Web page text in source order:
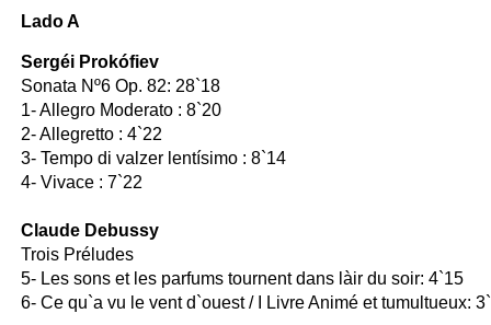
Lado A
Sergéi Prokófiev
Sonata Nº6 Op. 82: 28`18
1- Allegro Moderato : 8`20
2- Allegretto : 4`22
3- Tempo di valzer lentísimo : 8`14
4- Vivace : 7`22
Claude Debussy
Trois Préludes
5- Les sons et les parfums tournent dans làir du soir: 4`15
6- Ce qu`a vu le vent d`ouest / I Livre Animé et tumultueux: